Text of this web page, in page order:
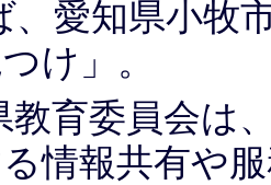
、愛知県小牧
け」。
教育委員会は
情報共有や